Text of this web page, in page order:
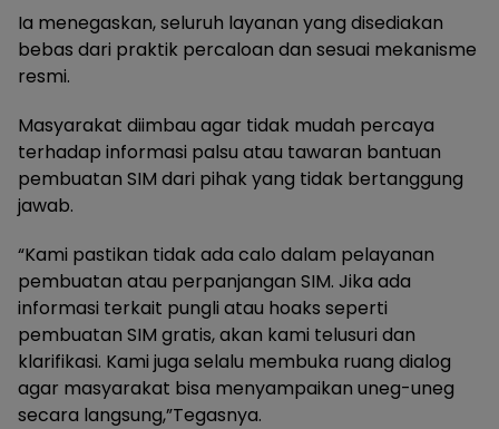
Ia menegaskan, seluruh layanan yang disediakan
bebas dari praktik percaloan dan sesuai mekanisme
resmi.
Masyarakat diimbau agar tidak mudah percaya
terhadap informasi palsu atau tawaran bantuan
pembuatan SIM dari pihak yang tidak bertanggung
jawab.
“Kami pastikan tidak ada calo dalam pelayanan
pembuatan atau perpanjangan SIM. Jika ada
informasi terkait pungli atau hoaks seperti
pembuatan SIM gratis, akan kami telusuri dan
klarifikasi. Kami juga selalu membuka ruang dialog
agar masyarakat bisa menyampaikan uneg-uneg
secara langsung,”Tegasnya.